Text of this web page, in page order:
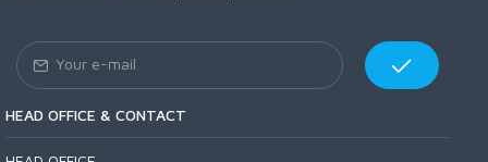
HEAD OFFICE & CONTACT